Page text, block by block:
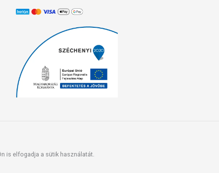
is elfogadja a sütik használatát.